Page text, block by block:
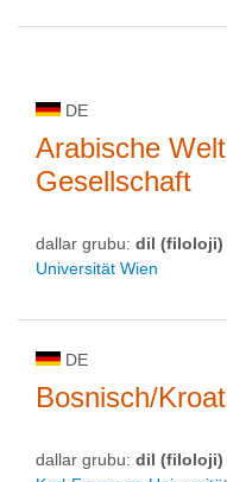
DE
Arabische
Gesellschaft
dallar grubu: dil (filoloji)
Universität Wien
DE
Bosnisch/
dallar grubu: dil (filoloji)